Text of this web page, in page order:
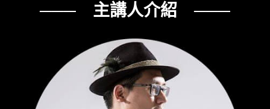
─── 主講人介紹 ───